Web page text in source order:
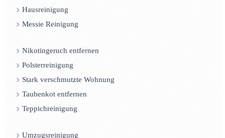
Hausreinigung
Messie Reinigung
Nikotingeruch entfernen
Polsterreinigung
Stark verschmutzte Wohnung
Taubenkot entfernen
Teppichreinigung
Umzugsreinigung